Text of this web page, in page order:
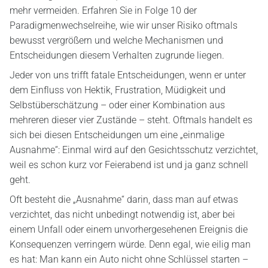
mehr vermeiden. Erfahren Sie in Folge 10 der
Paradigmenwechselreihe, wie wir unser Risiko oftmals
bewusst vergrößern und welche Mechanismen und
Entscheidungen diesem Verhalten zugrunde liegen.
Jeder von uns trifft fatale Entscheidungen, wenn er unter
dem Einfluss von Hektik, Frustration, Müdigkeit und
Selbstüberschätzung – oder einer Kombination aus
mehreren dieser vier Zustände – steht. Oftmals handelt es
sich bei diesen Entscheidungen um eine „einmalige
Ausnahme“: Einmal wird auf den Gesichtsschutz verzichtet,
weil es schon kurz vor Feierabend ist und ja ganz schnell
geht.
Oft besteht die „Ausnahme“ darin, dass man auf etwas
verzichtet, das nicht unbedingt notwendig ist, aber bei
einem Unfall oder einem unvorhergesehenen Ereignis die
Konsequenzen verringern würde. Denn egal, wie eilig man
es hat: Man kann ein Auto nicht ohne Schlüssel starten –